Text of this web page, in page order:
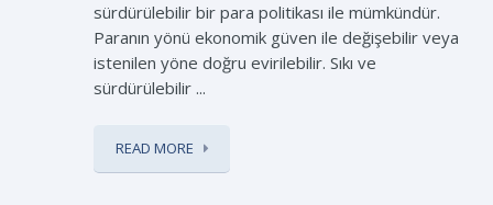
sürdürülebilir bir para politikası ile mümkündür.
Paranın yönü ekonomik güven ile değişebilir veya
istenilen yöne doğru evirilebilir. Sıkı ve
sürdürülebilir ...
READ MORE